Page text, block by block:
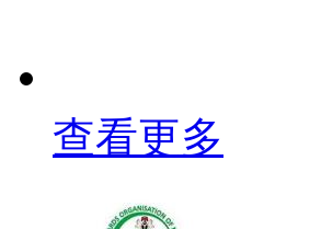
查看更多